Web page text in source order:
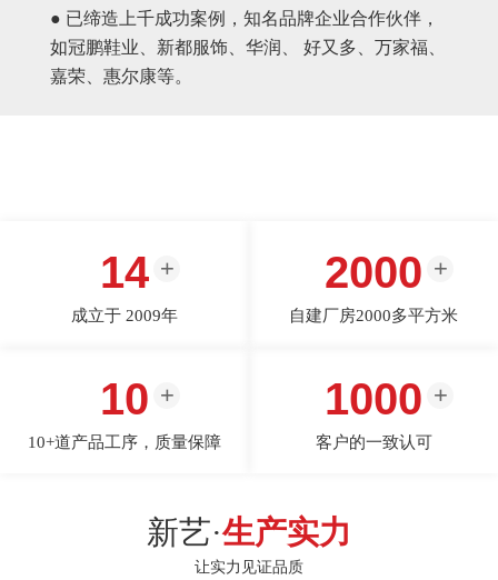
● 已缔造上千成功案例，知名品牌企业合作伙伴，
如冠鹏鞋业、新都服饰、华润、 好又多、万家福、
嘉荣、惠尔康等。
14
成立于 2009年
2000
自建厂房2000多平方米
10
10+道产品工序，质量保障
1000
客户的一致认可
新艺·生产实力
让实力见证品质